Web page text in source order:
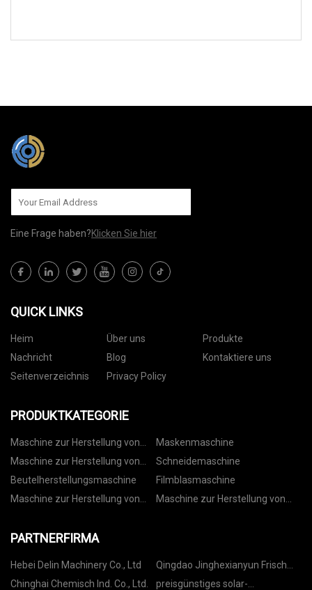
Eine Frage haben?Klicken Sie hier
QUICK LINKS
Heim Über uns
Produkte
Nachricht
Blog
Kontaktiere uns
Seitenverzeichnis
Privacy Policy
PRODUKTKATEGORIE
Maschine zur Herstellung von
Vliesbeuteln
Maskenmaschine
Maschine zur Herstellung von
Papiertüten
Schneidemaschine
Beutelherstellungsmaschine
Filmblasmaschine
Maschine zur Herstellung von
Maschine zur Herstellung von
PARTNERFIRMA
Hebei Delin Machinery Co., Ltd
Qingdao Jinghexianyun Frisch
Transport International Handel
Chinghai Chemisch Ind. Co., Ltd. preisgünstiges solar-